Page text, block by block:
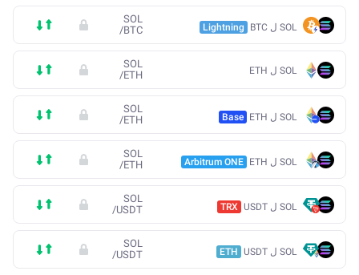
SOL ل BTC Lightning
SOL
/BTC
SOL ل ETH
SOL
/ETH
SOL ل ETH Base
SOL
/ETH
SOL ل ETH Arbitrum ONE
SOL
/ETH
SOL ل USDT TRX
SOL
/USDT
SOL ل USDT ETH
SOL
/USDT